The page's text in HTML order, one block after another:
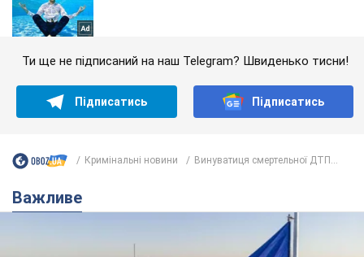
Ти ще не підписаний на наш Telegram? Швиденько тисни!
Підписатись Підписатись
Кримінальні новини Винуватиця смертельної ДТП...
Важливе